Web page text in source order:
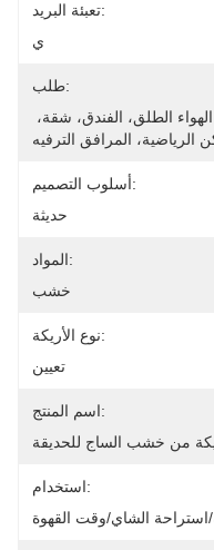
تعبئة البريد:
ي
طلب:
الرياضية، المرافق الترفيه
أسلوب التصميم:
حديثة
المواد:
خشب
نوع الأريكة:
تعيين
اسم المنتج:
من خشب الساج للحديقة
استخدام:
استراحة الشاي/وقت القهوة